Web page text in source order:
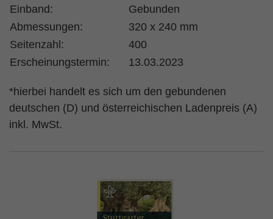
Einband:
Gebunden
Abmessungen:
320 x 240 mm
Seitenzahl:
400
Erscheinungstermin:
13.03.2023
*hierbei handelt es sich um den gebundenen
deutschen (D) und österreichischen Ladenpreis (A)
inkl. MwSt.